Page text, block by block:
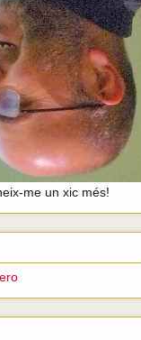
me un xic més!